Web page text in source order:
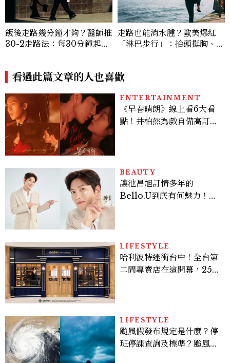
飯後走路幾分鐘才夠？醫師推
30-2走路法：每30分鐘起身
走路也能消水腫？歐美爆紅
「淋巴步行」：抬頭挺胸、自
看過此篇文章的人也喜歡
ENTERTAINMENT
《早春晴朗》線上看6大看
點！井柏然為戲自備高訂，
BEAUTY
讓池昌旭訂情多年的
Bello.U到底有何魅力！揭
倦感，超神！
LIFESTYLE
哈利波特迷衝台中！全台第
二間專賣店在這開幕，25週
LIFESTYLE
颱風假發布規定是什麼？停
班停課查詢及標準？颱風假